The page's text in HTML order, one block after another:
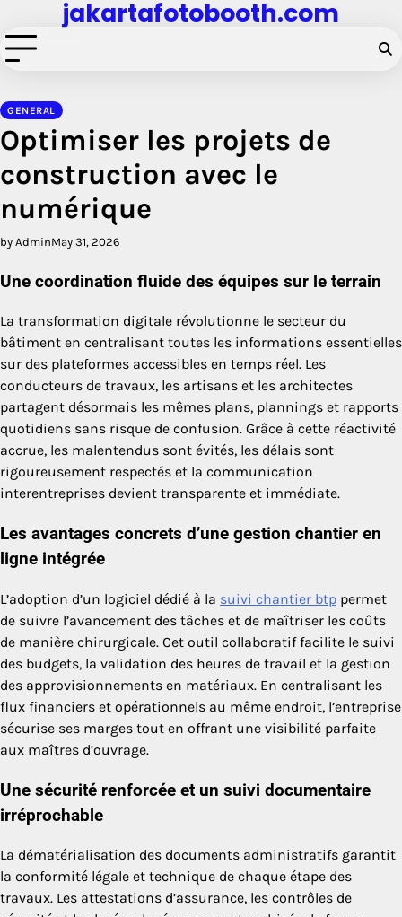
to
content
jakartafotobooth.com
GENERAL
Optimiser les projets de
construction avec le
numérique
by AdminMay 31, 2026
Une coordination fluide des équipes sur le terrain
La transformation digitale révolutionne le secteur du
bâtiment en centralisant toutes les informations essentielles
sur des plateformes accessibles en temps réel. Les
conducteurs de travaux, les artisans et les architectes
partagent désormais les mêmes plans, plannings et rapports
quotidiens sans risque de confusion. Grâce à cette réactivité
accrue, les malentendus sont évités, les délais sont
rigoureusement respectés et la communication
interentreprises devient transparente et immédiate.
Les avantages concrets d’une gestion chantier en
ligne intégrée
L’adoption d’un logiciel dédié à la suivi chantier btp permet
de suivre l’avancement des tâches et de maîtriser les coûts
de manière chirurgicale. Cet outil collaboratif facilite le suivi
des budgets, la validation des heures de travail et la gestion
des approvisionnements en matériaux. En centralisant les
flux financiers et opérationnels au même endroit, l’entreprise
sécurise ses marges tout en offrant une visibilité parfaite
aux maîtres d’ouvrage.
Une sécurité renforcée et un suivi documentaire
irréprochable
La dématérialisation des documents administratifs garantit
la conformité légale et technique de chaque étape des
travaux. Les attestations d’assurance, les contrôles de